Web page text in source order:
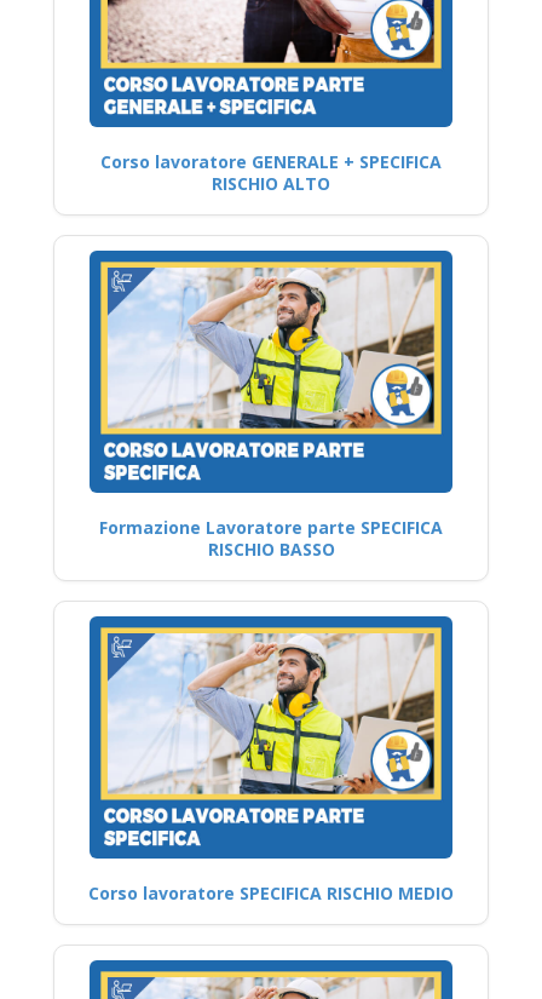
Corso lavoratore GENERALE + SPECIFICA
RISCHIO ALTO
Formazione Lavoratore parte SPECIFICA
RISCHIO BASSO
Corso lavoratore SPECIFICA RISCHIO MEDIO